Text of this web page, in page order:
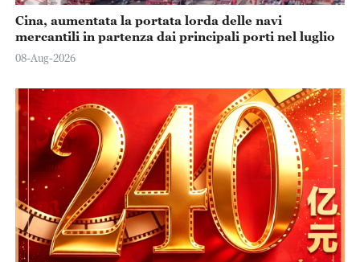
Cina, aumentata la portata lorda delle navi
mercantili in partenza dai principali porti nel luglio
08-Aug-2026